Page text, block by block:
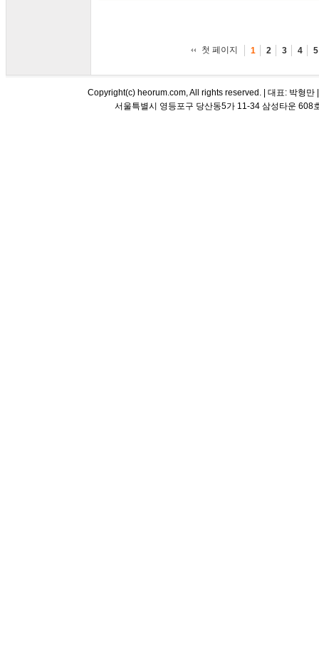
첫 페이지 1 2 3 4 5
Copyright(c) heorum.com, All rights reserved. | 대표: 박형
서울특별시 영등포구 당산동5가 11-34 삼성타운